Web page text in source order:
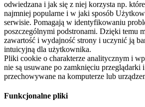
odwiedzana i jak się z niej korzysta np.
najmniej popularne i w jaki sposób
serwisie. Pomagają w identyfikowaniu
poszczególnymi podstronami. Dzięki temu
zawartość i wydajność strony i uczynić ją
intuicyjną dla użytkownika.
Pliki cookie o charakterze analitycznym i
nie są usuwane po zamknięciu przeglądarki
przechowywane na komputerze lub
Funkcjonalne pliki